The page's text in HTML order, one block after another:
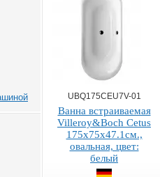
UBQ175CEU7V-01
Ванна встраиваемая
Villeroy&Boch Cetus
175х75х47.1см.,
овальная, цвет:
белый